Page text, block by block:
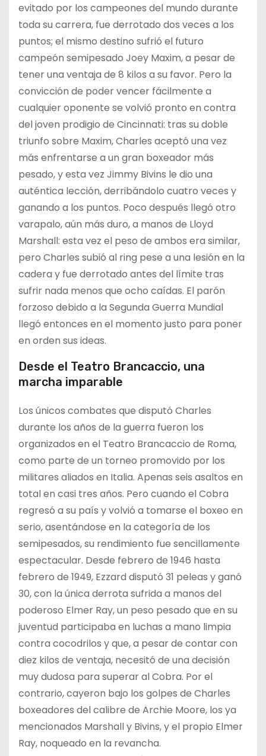
evitado por los campeones del mundo durante
toda su carrera, fue derrotado dos veces a los
puntos; el mismo destino sufrió el futuro
campeón semipesado Joey Maxim, a pesar de
tener una ventaja de 8 kilos a su favor. Pero la
convicción de poder vencer fácilmente a
cualquier oponente se volvió pronto en contra
del joven prodigio de Cincinnati: tras su doble
triunfo sobre Maxim, Charles aceptó una vez
más enfrentarse a un gran boxeador más
pesado, y esta vez Jimmy Bivins le dio una
auténtica lección, derribándolo cuatro veces y
ganando a los puntos. Poco después llegó otro
varapalo, aún más duro, a manos de Lloyd
Marshall: esta vez el peso de ambos era similar,
pero Charles subió al ring pese a una lesión en la
cadera y fue derrotado antes del límite tras
sufrir nada menos que ocho caídas. El parón
forzoso debido a la Segunda Guerra Mundial
llegó entonces en el momento justo para poner
en orden sus ideas.
Desde el Teatro Brancaccio, una
marcha imparable
Los únicos combates que disputó Charles
durante los años de la guerra fueron los
organizados en el Teatro Brancaccio de Roma,
como parte de un torneo promovido por los
militares aliados en Italia. Apenas seis asaltos en
total en casi tres años. Pero cuando el Cobra
regresó a su país y volvió a tomarse el boxeo en
serio, asentándose en la categoría de los
semipesados, su rendimiento fue sencillamente
espectacular. Desde febrero de 1946 hasta
febrero de 1949, Ezzard disputó 31 peleas y ganó
30, con la única derrota sufrida a manos del
poderoso Elmer Ray, un peso pesado que en su
juventud participaba en luchas a mano limpia
contra cocodrilos y que, a pesar de contar con
diez kilos de ventaja, necesitó de una decisión
muy dudosa para superar al Cobra. Por el
contrario, cayeron bajo los golpes de Charles
boxeadores del calibre de Archie Moore, los ya
mencionados Marshall y Bivins, y el propio Elmer
Ray, noqueado en la revancha.